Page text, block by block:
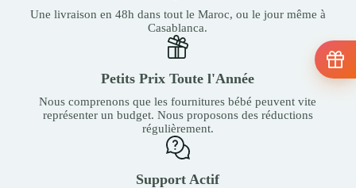
Une livraison en 48h dans tout le Maroc, ou le jour même à
Casablanca.
Petits Prix Toute l'Année
Nous comprenons que les fournitures bébé peuvent vite
représenter un budget. Nous proposons des réductions
régulièrement.
Support Actif